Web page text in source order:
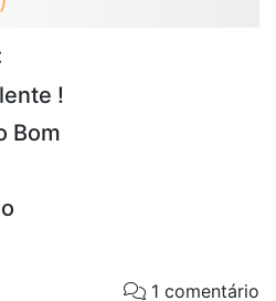
!
Bom
1 comentário